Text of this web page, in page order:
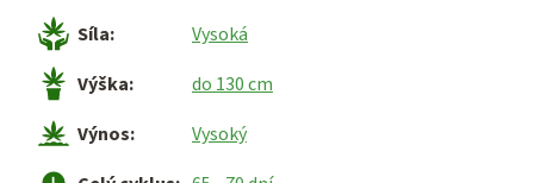
Konopné
produkty
Hašiš
Kratom
Síla:
Vysoká
Výška:
do 130 cm
Výnos:
Vysoký